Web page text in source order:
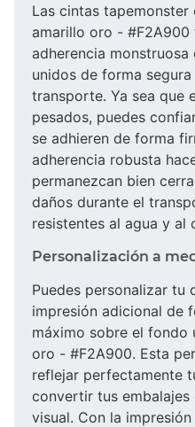
Las cintas
amarillo oro - #F2A900
adherencia
unidos de forma
transporte. Ya sea que
pesados, puedes
se adhieren de forma
adherencia robusta
permanezcan bien
daños durante el
resistentes al agua y al
Personalización a
Puedes personalizar tu
impresión adicional de
máximo sobre el fondo
oro - #F2A900. Esta
reflejar perfectamente
convertir tus
visual. Con la